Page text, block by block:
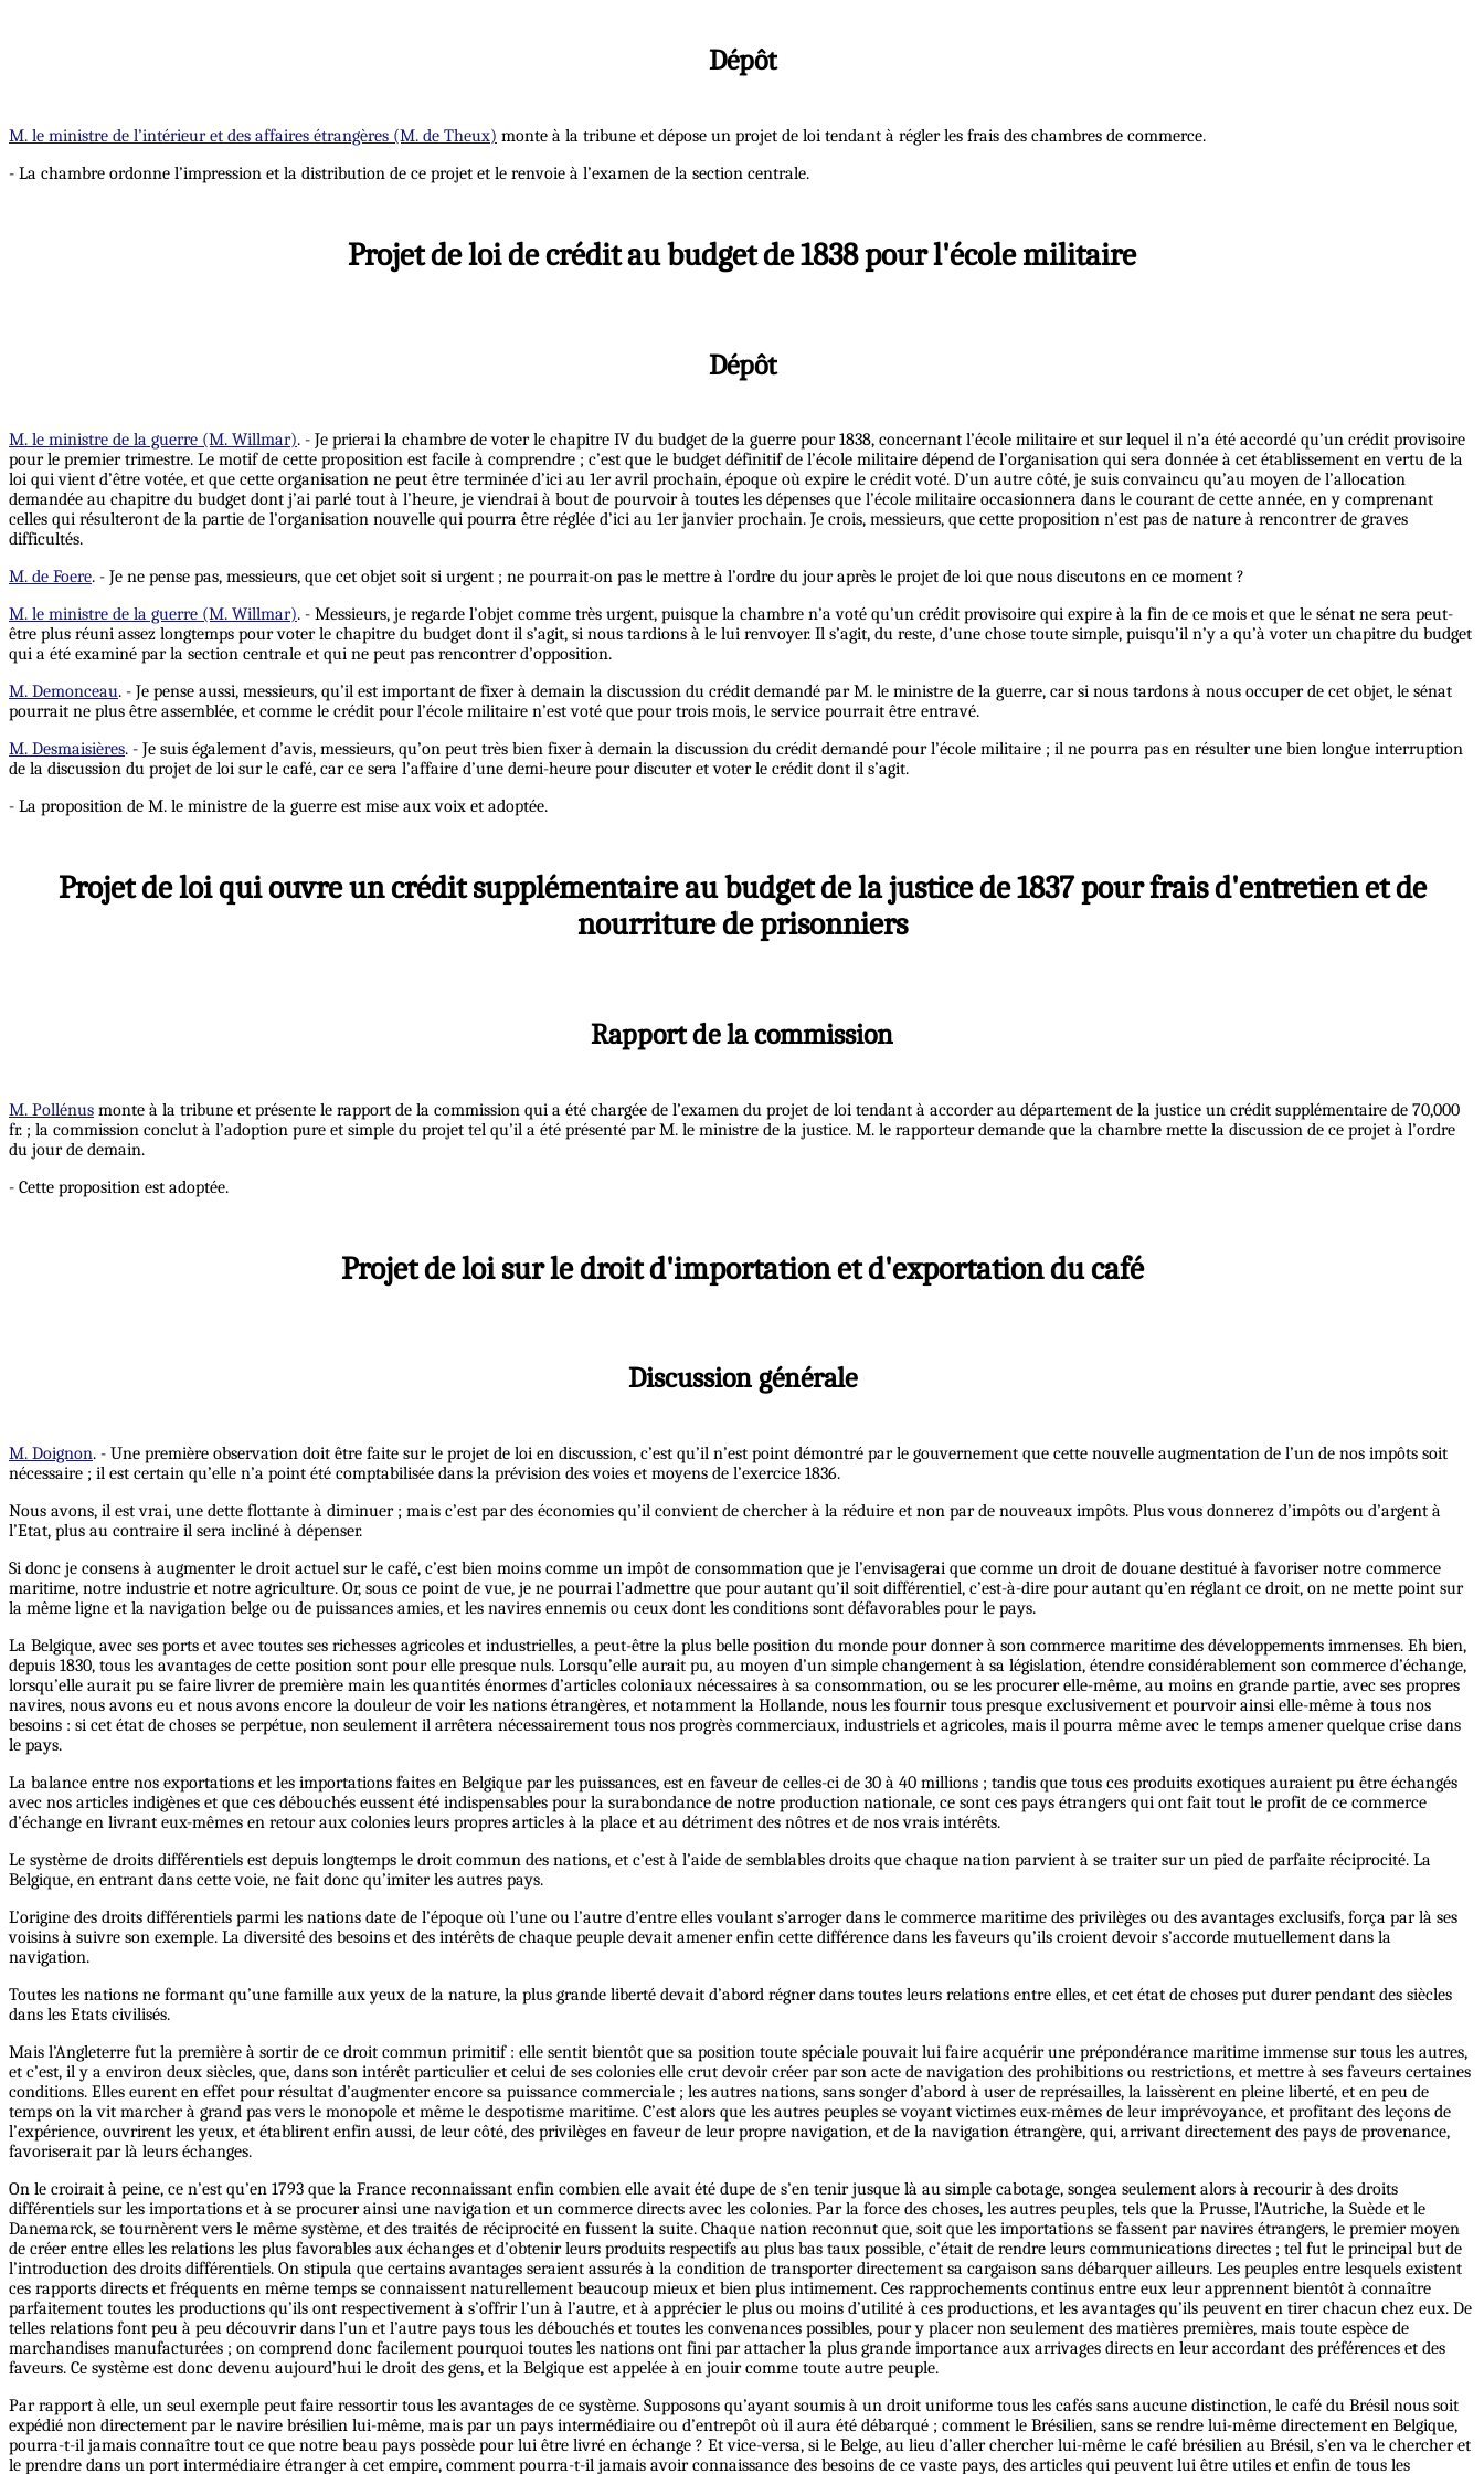
Dépôt
M. le ministre de l’intérieur et des affaires étrangères (M. de Theux) monte à la tribune et dépose un projet de loi tendant à régler les frais des chambres de commerce.
- La chambre ordonne l’impression et la distribution de ce projet et le renvoie à l’examen de la section centrale.
Projet de loi de crédit au budget de 1838 pour l'école militaire
Dépôt
M. le ministre de la guerre (M. Willmar). - Je prierai la chambre de voter le chapitre IV du budget de la guerre pour 1838, concernant l’école militaire et sur lequel il n’a été accordé qu’un crédit provisoire
pour le premier trimestre. Le motif de cette proposition est facile à comprendre ; c’est que le budget définitif de l’école militaire dépend de l’organisation qui sera donnée à cet établissement en vertu de la
loi qui vient d’être votée, et que cette organisation ne peut être terminée d’ici au 1er avril prochain, époque où expire le crédit voté. D’un autre côté, je suis convaincu qu’au moyen de l’allocation
demandée au chapitre du budget dont j’ai parlé tout à l’heure, je viendrai à bout de pourvoir à toutes les dépenses que l’école militaire occasionnera dans le courant de cette année, en y comprenant
celles qui résulteront de la partie de l’organisation nouvelle qui pourra être réglée d’ici au 1er janvier prochain. Je crois, messieurs, que cette proposition n’est pas de nature à rencontrer de graves
difficultés.
M. de Foere. - Je ne pense pas, messieurs, que cet objet soit si urgent ; ne pourrait-on pas le mettre à l’ordre du jour après le projet de loi que nous discutons en ce moment ?
M. le ministre de la guerre (M. Willmar). - Messieurs, je regarde l’objet comme très urgent, puisque la chambre n’a voté qu’un crédit provisoire qui expire à la fin de ce mois et que le sénat ne sera peut-
être plus réuni assez longtemps pour voter le chapitre du budget dont il s’agit, si nous tardions à le lui renvoyer. Il s’agit, du reste, d’une chose toute simple, puisqu’il n’y a qu’à voter un chapitre du budget
qui a été examiné par la section centrale et qui ne peut pas rencontrer d’opposition.
M. Demonceau. - Je pense aussi, messieurs, qu’il est important de fixer à demain la discussion du crédit demandé par M. le ministre de la guerre, car si nous tardons à nous occuper de cet objet, le sénat
pourrait ne plus être assemblée, et comme le crédit pour l’école militaire n’est voté que pour trois mois, le service pourrait être entravé.
M. Desmaisières. - Je suis également d’avis, messieurs, qu’on peut très bien fixer à demain la discussion du crédit demandé pour l’école militaire ; il ne pourra pas en résulter une bien longue interruption
de la discussion du projet de loi sur le café, car ce sera l’affaire d’une demi-heure pour discuter et voter le crédit dont il s’agit.
- La proposition de M. le ministre de la guerre est mise aux voix et adoptée.
Projet de loi qui ouvre un crédit supplémentaire au budget de la justice de 1837 pour frais d'entretien et de
nourriture de prisonniers
Rapport de la commission
M. Pollénus monte à la tribune et présente le rapport de la commission qui a été chargée de l’examen du projet de loi tendant à accorder au département de la justice un crédit supplémentaire de 70,000
fr. ; la commission conclut à l’adoption pure et simple du projet tel qu’il a été présenté par M. le ministre de la justice. M. le rapporteur demande que la chambre mette la discussion de ce projet à l’ordre
du jour de demain.
- Cette proposition est adoptée.
Projet de loi sur le droit d'importation et d'exportation du café
Discussion générale
M. Doignon. - Une première observation doit être faite sur le projet de loi en discussion, c’est qu’il n’est point démontré par le gouvernement que cette nouvelle augmentation de l’un de nos impôts soit
nécessaire ; il est certain qu’elle n’a point été comptabilisée dans la prévision des voies et moyens de l’exercice 1836.
Nous avons, il est vrai, une dette flottante à diminuer ; mais c’est par des économies qu’il convient de chercher à la réduire et non par de nouveaux impôts. Plus vous donnerez d’impôts ou d’argent à
l’Etat, plus au contraire il sera incliné à dépenser.
Si donc je consens à augmenter le droit actuel sur le café, c’est bien moins comme un impôt de consommation que je l’envisagerai que comme un droit de douane destitué à favoriser notre commerce
maritime, notre industrie et notre agriculture. Or, sous ce point de vue, je ne pourrai l’admettre que pour autant qu’il soit différentiel, c’est-à-dire pour autant qu’en réglant ce droit, on ne mette point sur
la même ligne et la navigation belge ou de puissances amies, et les navires ennemis ou ceux dont les conditions sont défavorables pour le pays.
La Belgique, avec ses ports et avec toutes ses richesses agricoles et industrielles, a peut-être la plus belle position du monde pour donner à son commerce maritime des développements immenses. Eh bien,
depuis 1830, tous les avantages de cette position sont pour elle presque nuls. Lorsqu’elle aurait pu, au moyen d’un simple changement à sa législation, étendre considérablement son commerce d’échange,
lorsqu’elle aurait pu se faire livrer de première main les quantités énormes d’articles coloniaux nécessaires à sa consommation, ou se les procurer elle-même, au moins en grande partie, avec ses propres
navires, nous avons eu et nous avons encore la douleur de voir les nations étrangères, et notamment la Hollande, nous les fournir tous presque exclusivement et pourvoir ainsi elle-même à tous nos
besoins : si cet état de choses se perpétue, non seulement il arrêtera nécessairement tous nos progrès commerciaux, industriels et agricoles, mais il pourra même avec le temps amener quelque crise dans
le pays.
La balance entre nos exportations et les importations faites en Belgique par les puissances, est en faveur de celles-ci de 30 à 40 millions ; tandis que tous ces produits exotiques auraient pu être échangés
avec nos articles indigènes et que ces débouchés eussent été indispensables pour la surabondance de notre production nationale, ce sont ces pays étrangers qui ont fait tout le profit de ce commerce
d’échange en livrant eux-mêmes en retour aux colonies leurs propres articles à la place et au détriment des nôtres et de nos vrais intérêts.
Le système de droits différentiels est depuis longtemps le droit commun des nations, et c’est à l’aide de semblables droits que chaque nation parvient à se traiter sur un pied de parfaite réciprocité. La
Belgique, en entrant dans cette voie, ne fait donc qu’imiter les autres pays.
L’origine des droits différentiels parmi les nations date de l’époque où l’une ou l’autre d’entre elles voulant s’arroger dans le commerce maritime des privilèges ou des avantages exclusifs, força par là ses
voisins à suivre son exemple. La diversité des besoins et des intérêts de chaque peuple devait amener enfin cette différence dans les faveurs qu’ils croient devoir s’accorde mutuellement dans la
navigation.
Toutes les nations ne formant qu’une famille aux yeux de la nature, la plus grande liberté devait d’abord régner dans toutes leurs relations entre elles, et cet état de choses put durer pendant des siècles
dans les Etats civilisés.
Mais l’Angleterre fut la première à sortir de ce droit commun primitif : elle sentit bientôt que sa position toute spéciale pouvait lui faire acquérir une prépondérance maritime immense sur tous les autres,
et c’est, il y a environ deux siècles, que, dans son intérêt particulier et celui de ses colonies elle crut devoir créer par son acte de navigation des prohibitions ou restrictions, et mettre à ses faveurs certaines
conditions. Elles eurent en effet pour résultat d’augmenter encore sa puissance commerciale ; les autres nations, sans songer d’abord à user de représailles, la laissèrent en pleine liberté, et en peu de
temps on la vit marcher à grand pas vers le monopole et même le despotisme maritime. C’est alors que les autres peuples se voyant victimes eux-mêmes de leur imprévoyance, et profitant des leçons de
l’expérience, ouvrirent les yeux, et établirent enfin aussi, de leur côté, des privilèges en faveur de leur propre navigation, et de la navigation étrangère, qui, arrivant directement des pays de provenance,
favoriserait par là leurs échanges.
On le croirait à peine, ce n’est qu’en 1793 que la France reconnaissant enfin combien elle avait été dupe de s’en tenir jusque là au simple cabotage, songea seulement alors à recourir à des droits
différentiels sur les importations et à se procurer ainsi une navigation et un commerce directs avec les colonies. Par la force des choses, les autres peuples, tels que la Prusse, l’Autriche, la Suède et le
Danemarck, se tournèrent vers le même système, et des traités de réciprocité en fussent la suite. Chaque nation reconnut que, soit que les importations se fassent par navires étrangers, le premier moyen
de créer entre elles les relations les plus favorables aux échanges et d’obtenir leurs produits respectifs au plus bas taux possible, c’était de rendre leurs communications directes ; tel fut le principal but de
l’introduction des droits différentiels. On stipula que certains avantages seraient assurés à la condition de transporter directement sa cargaison sans débarquer ailleurs. Les peuples entre lesquels existent
ces rapports directs et fréquents en même temps se connaissent naturellement beaucoup mieux et bien plus intimement. Ces rapprochements continus entre eux leur apprennent bientôt à connaître
parfaitement toutes les productions qu’ils ont respectivement à s’offrir l’un à l’autre, et à apprécier le plus ou moins d’utilité à ces productions, et les avantages qu’ils peuvent en tirer chacun chez eux. De
telles relations font peu à peu découvrir dans l’un et l’autre pays tous les débouchés et toutes les convenances possibles, pour y placer non seulement des matières premières, mais toute espèce de
marchandises manufacturées ; on comprend donc facilement pourquoi toutes les nations ont fini par attacher la plus grande importance aux arrivages directs en leur accordant des préférences et des
faveurs. Ce système est donc devenu aujourd’hui le droit des gens, et la Belgique est appelée à en jouir comme toute autre peuple.
Par rapport à elle, un seul exemple peut faire ressortir tous les avantages de ce système. Supposons qu’ayant soumis à un droit uniforme tous les cafés sans aucune distinction, le café du Brésil nous soit
expédié non directement par le navire brésilien lui-même, mais par un pays intermédiaire ou d’entrepôt où il aura été débarqué ; comment le Brésilien, sans se rendre lui-même directement en Belgique,
pourra-t-il jamais connaître tout ce que notre beau pays possède pour lui être livré en échange ? Et vice-versa, si le Belge, au lieu d’aller chercher lui-même le café brésilien au Brésil, s’en va le chercher et
le prendre dans un port intermédiaire étranger à cet empire, comment pourra-t-il jamais avoir connaissance des besoins de ce vaste pays, des articles qui peuvent lui être utiles et enfin de tous les